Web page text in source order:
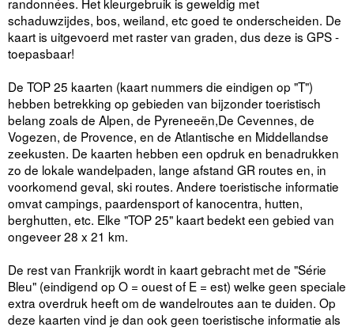
schaduwzijdes, bos, weiland, etc goed te onderscheiden. De
kaart is uitgevoerd met raster van graden, dus deze is GPS -
toepasbaar!
De TOP 25 kaarten (kaart nummers die eindigen op "T")
hebben betrekking op gebieden van bijzonder toeristisch
belang zoals de Alpen, de Pyreneeën,De Cevennes, de
Vogezen, de Provence, en de Atlantische en Middellandse
zeekusten. De kaarten hebben een opdruk en benadrukken
zo de lokale wandelpaden, lange afstand GR routes en, in
voorkomend geval, ski routes. Andere toeristische informatie
omvat campings, paardensport of kanocentra, hutten,
berghutten, etc. Elke "TOP 25" kaart bedekt een gebied van
ongeveer 28 x 21 km.
De rest van Frankrijk wordt in kaart gebracht met de "Série
Bleu" (eindigend op O = ouest of E = est) welke geen speciale
extra overdruk heeft om de wandelroutes aan te duiden. Op
deze kaarten vind je dan ook geen toeristische informatie als